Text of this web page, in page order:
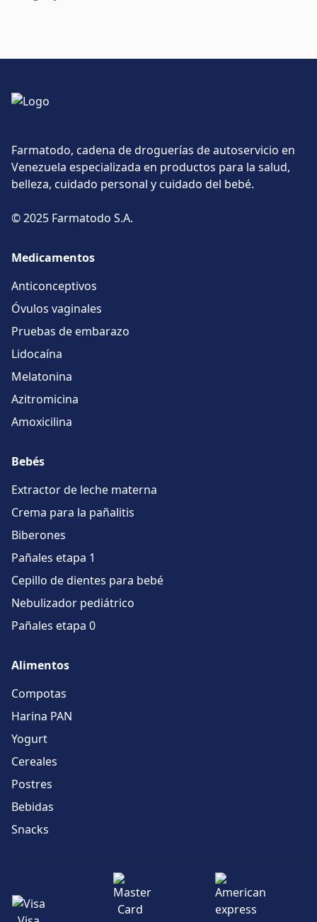
Farmatodo, cadena de droguerías de autoservicio en
Venezuela especializada en productos para la salud,
belleza, cuidado personal y cuidado del bebé.
© 2025 Farmatodo S.A.
Medicamentos
Anticonceptivos
Óvulos vaginales
Pruebas de embarazo
Lidocaína
Melatonina
Azitromicina
Amoxicilina
Bebés
Extractor de leche materna
Crema para la pañalitis
Biberones
Pañales etapa 1
Cepillo de dientes para bebé
Nebulizador pediátrico
Pañales etapa 0
Alimentos
Compotas
Harina PAN
Yogurt
Cereales
Postres
Bebidas
Snacks